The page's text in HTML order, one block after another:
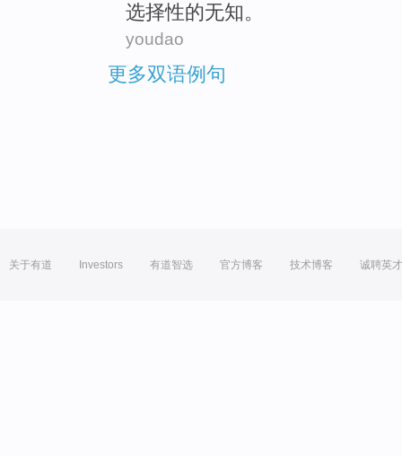
选择性的无知。
youdao
更多双语例句
关于有道 Investors 有道智选 官方博客 技术博客 诚聘英才